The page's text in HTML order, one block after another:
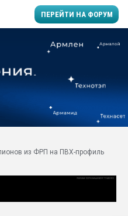
ПЕРЕЙТИ НА ФОРУМ
Вакуум-формовочные
ближайшее
28.07.2026
бутылок
из ФРП на ПВХ-профиль